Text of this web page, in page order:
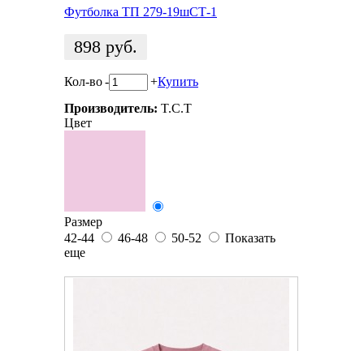
Футболка ТП 279-19шСТ-1
898 руб.
Кол-во- +Купить
Производитель: T.C.T
Цвет
Размер
42-44
46-48 50-52
Показать
еще